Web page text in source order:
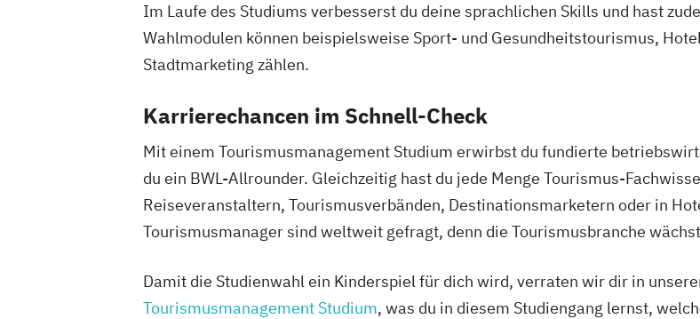
Im Laufe des Studiums verbesserst du deine sprachlichen Skills und hast
Wahlmodulen können beispielsweise Sport- und Gesundheitstourismus,
Stadtmarketing zählen.
Karrierechancen im Schnell-Check
Mit einem Tourismusmanagement Studium erwirbst du fundierte
du ein BWL-Allrounder. Gleichzeitig hast du jede Menge Tourismus-
Reiseveranstaltern, Tourismusverbänden, Destinationsmarketern oder in
Tourismusmanager sind weltweit gefragt, denn die Tourismusbranche
Damit die Studienwahl ein Kinderspiel für dich wird, verraten wir dir in
Tourismusmanagement Studium, was du in diesem Studiengang lernst,